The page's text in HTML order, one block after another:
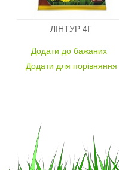
ЛІНТУР 4Г
Додати до бажаних
Додати для порівняння